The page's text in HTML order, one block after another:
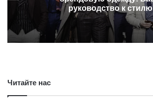
руководство к стилю
Читайте нас